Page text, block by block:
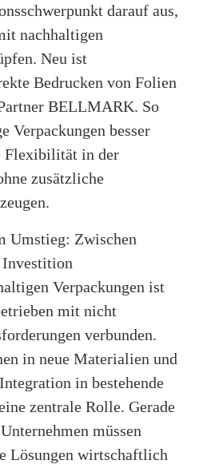
darauf aus,
nachhaltigen
Neu ist
Bedrucken von Folien
BELLMARK. So
Verpackungen besser
Flexibilität in der
zusätzliche
Umstieg: Zwischen
Verpackungen ist
mit nicht
verbunden.
in neue Materialien und
in bestehende
zentrale Rolle. Gerade
müssen
Lösungen wirtschaftlich